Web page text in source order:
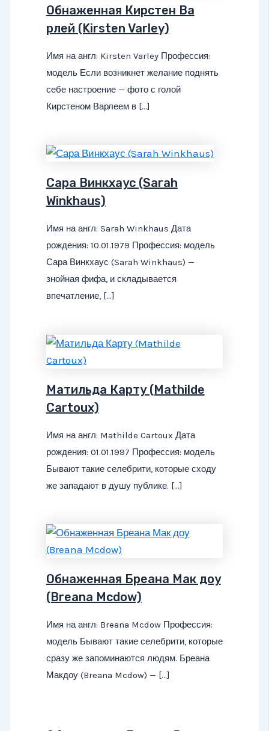
Обнаженная Кирстен Ва
рлей (Kirsten Varley)
Имя на англ: Kirsten Varley Профессия:
модель Если возникнет желание поднять
себе настроение — фото с голой
Кирстеном Варлеем в […]
Сара Винкхаус (Sarah
Winkhaus)
Имя на англ: Sarah Winkhaus Дата
рождения: 10.01.1979 Профессия: модель
Сара Винкхаус (Sarah Winkhaus) —
знойная фифа, и складывается
впечатление, […]
Матильда Карту (Mathilde
Cartoux)
Имя на англ: Mathilde Cartoux Дата
рождения: 01.01.1997 Профессия: модель
Бывают такие селебрити, которые сходу
же западают в душу публике. […]
Обнаженная Бреана Мак доу
(Breana Mcdow)
Имя на англ: Breana Mcdow Профессия:
модель Бывают такие селебрити, которые
сразу же запоминаются людям. Бреана
Макдоу (Breana Mcdow) — […]